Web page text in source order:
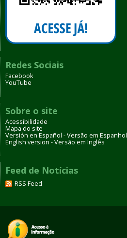
Redes Sociais
Facebook
YouTube
Sobre o site
Acessibilidade
Mapa do site
Versión en Español - Versão em Espanhol
English version - Versão em Inglês
Feed de Notícias
RSS Feed